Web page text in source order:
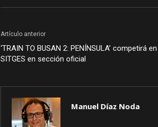
Artículo anterior
‘TRAIN TO BUSAN 2: PENÍNSULA’ competirá en
SITGES en sección oficial
Manuel Díaz Noda